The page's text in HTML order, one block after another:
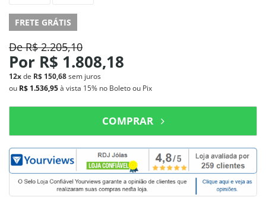
FRETE GRÁTIS
DeR$ 2.205,10
Por R$ 1.808,18
12xde R$ 150,68sem juros
ou R$ 1.536,95à vista 15% no Boleto ou Pix
COMPRAR